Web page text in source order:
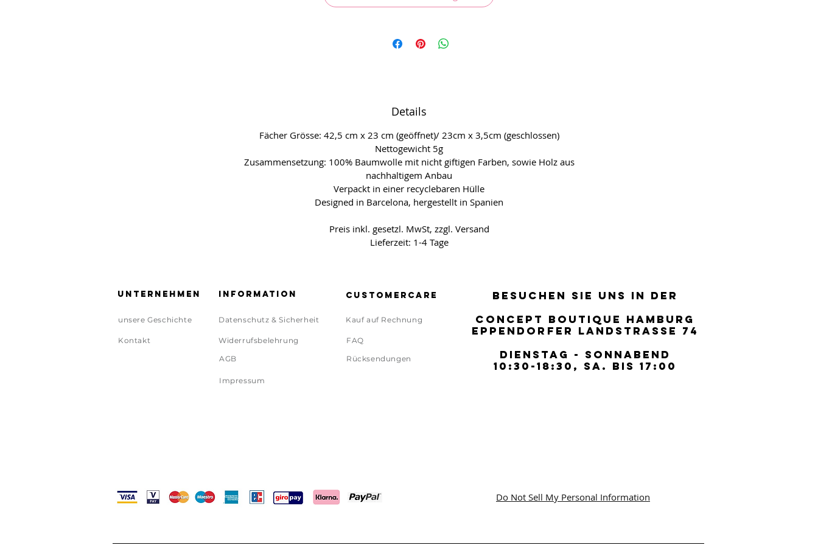
Details
Fächer Grösse: 42,5 cm x 23 cm (geöffnet)/ 23cm x 3,5cm (geschlossen)
Nettogewicht 5g
Zusammensetzung: 100% Baumwolle mit nicht giftigen Farben, sowie Holz aus
nachhaltigem Anbau
Verpackt in einer recyclebaren Hülle
Designed in Barcelona, hergestellt in Spanien
Preis inkl. gesetzl. MwSt, zzgl. Versand
Lieferzeit: 1-4 Tage
Unternehmen
unsere Geschichte
Kontakt
Information
Datenschutz & Sicherheit
Widerrufsbelehrung
AGB
Customercare
Kauf auf Rechnung
FAQ
Rücksendungen
BESUCHEN SIE UNS IN DER
CONCEPT BOUTIQUE HAMBURG
EPPENDORFER LANDSTRASSE 74
DIENSTAG - SONNABEND
10:30-18:30, SA. BIS 17:00
BESUCHEN SIE UNS IN DER
CONCEPT BOUTIQUE HAMBURG
EPPENDORFER LANDSTRASSE 74
DIENSTAG - SONNABEND
10:30-18:30, SA. BIS 17:00
Impressum
Do Not Sell My Personal Information